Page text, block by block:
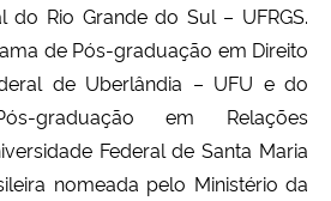
do Rio Grande do Sul – UFRGS.
de Pós-graduação em Direito
de Uberlândia – UFU e do
graduação em Relações
Federal de Santa Maria
nomeada pelo Ministério da